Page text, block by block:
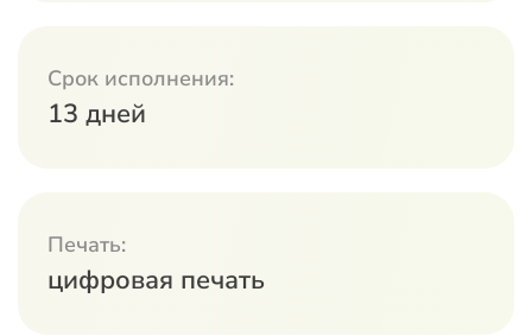
Срок исполнения:
13 дней
Печать:
цифровая печать